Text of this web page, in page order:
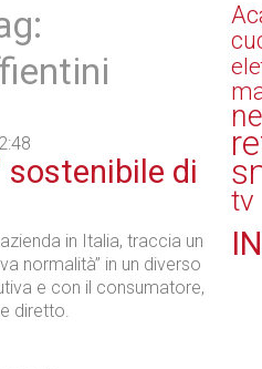
sostenibile di
in Italia, traccia un
normalità” in un diverso
e con il consumatore,
diretto.
tv
IN